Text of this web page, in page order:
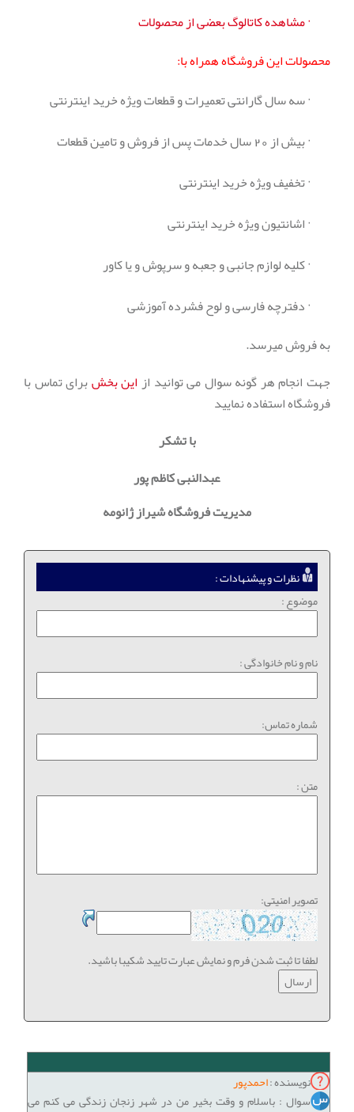
·مشاهده کاتالوگ بعضی از محصولات
محصولات این فروشگاه همراه با:
·سه سال گارانتی تعمیرات و قطعات ویژه خرید اینترنتی
·بیش از 20 سال خدمات پس از فروش و تامین قطعات
·تخفیف ویژه خرید اینترنتی
·اشانتیون ویژه خرید اینترنتی
·کلیه لوازم جانبی و جعبه و سرپوش و یا کاور
·دفترچه فارسی ولوح فشردهآموزشی
به فروش میرسد.
جهت انجام هر گونه سوال می توانید ازاین بخشبرای تماس با
فروشگاه استفاده نمایید
با تشکر
عبدالنبی کاظم پور
مدیریت فروشگاه شیراز ژانومه
نظرات و پیشنهادات :
موضوع :
نام و نام خانوادگی :
شماره تماس:
متن :
تصویر امنیتی:
لطفا تا ثبت شدن فرم و نمایش عبارت تایید شکیبا باشید.
نویسنده :احمدپور
سوال : باسلام و وقت بخیر من در شهر زنجان زندگی می کنم می